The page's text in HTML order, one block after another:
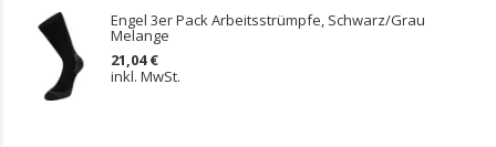
Engel 3er Pack Arbeitsstrümpfe, Schwarz/Grau
Melange
21,04 €
inkl. MwSt.